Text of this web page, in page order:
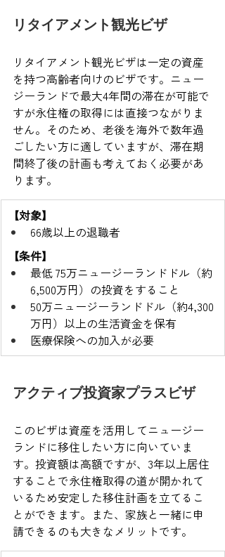
リタイアメント観光ビザ
リタイアメント観光ビザは一定の資産
を持つ高齢者向けのビザです。ニュー
ジーランドで最大4年間の滞在が可能で
すが永住権の取得には直接つながりま
せん。そのため、老後を海外で数年過
ごしたい方に適していますが、滞在期
間終了後の計画も考えておく必要があ
ります。
【対象】
66歳以上の退職者
【条件】
最低 75万ニュージーランドドル（約
6,500万円）の投資をすること
50万ニュージーランドドル（約4,300
万円）以上の生活資金を保有
医療保険への加入が必要
アクティブ投資家プラスビザ
このビザは資産を活用してニュージー
ランドに移住したい方に向いていま
す。投資額は高額ですが、3年以上居住
することで永住権取得の道が開かれて
いるため安定した移住計画を立てるこ
とができます。また、家族と一緒に申
請できるのも大きなメリットです。